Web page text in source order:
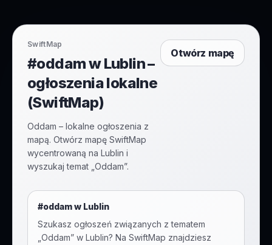
SwiftMap
#oddam w Lublin –
ogłoszenia lokalne
(SwiftMap)
Oddam – lokalne ogłoszenia z
mapą. Otwórz mapę SwiftMap
wycentrowaną na Lublin i
wyszukaj temat „Oddam”.
Otwórz mapę
#oddamw Lublin
Szukasz ogłoszeń związanych z tematem
Oddam” w Lublin? Na SwiftMap znajdziesz